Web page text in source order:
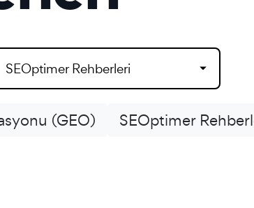
SEOptimer Rehberleri
(GEO) SEOptimer